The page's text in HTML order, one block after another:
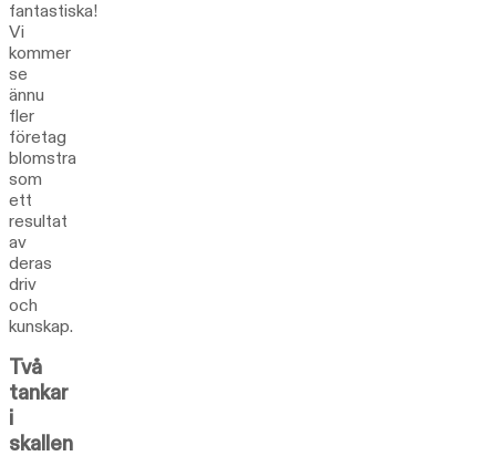
fantastiska!
Vi
kommer
se
ännu
fler
företag
blomstra
som
ett
resultat
av
deras
driv
och
kunskap.
Två
tankar
i
skallen